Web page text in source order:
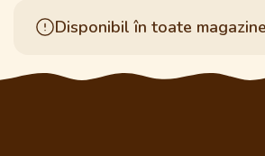
Disponibil în toate